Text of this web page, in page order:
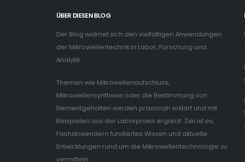
ÜBER DIESEN BLOG
Der Blog widmet sich den vielfältigen Anwendungen
der Mikrowellentechnik in Labor, Forschung und
Analytik.
Themen wie Mikrowellenaufschluss,
Mikrowellensynthese oder die Bestimmung von
Elementgehalten werden praxisnah erklärt und mit
Beispielen aus der Laborpraxis ergänzt. Ziel ist es,
Fachanwendern fundiertes Wissen und aktuelle
Entwicklungen rund um die Mikrowellentechnologie zu
vermitteln.